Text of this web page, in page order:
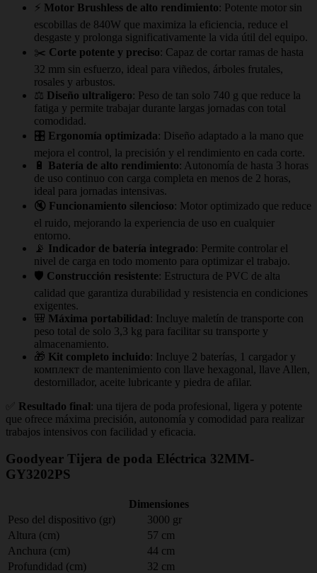
⚡ Motor Brushless de alto rendimiento: Potente motor sin
escobillas de 840W que maximiza la eficiencia, reduce el
desgaste y prolonga significativamente la vida útil del equipo.
✂️ Corte potente y preciso: Capaz de cortar ramas de hasta
32 mm sin esfuerzo, ideal para viñedos, árboles frutales,
rosales y arbustos.
⚖️ Diseño ultraligero: Peso de tan solo 740 g que reduce la
fatiga y permite trabajar durante largas jornadas con total
comodidad.
🎛️ Ergonomía optimizada: Diseño adaptado a la mano que
mejora el control, la precisión y el rendimiento en cada corte.
🔋 Batería de alto rendimiento: Autonomía de hasta 3 horas
de uso continuo con carga completa en menos de 2 horas,
ideal para jornadas intensivas.
🔇 Funcionamiento silencioso: Motor optimizado que reduce
el ruido, mejorando la experiencia de uso en cualquier
entorno.
📡 Indicador de batería integrado: Permite controlar el
nivel de carga en todo momento para optimizar el trabajo.
🛡️ Construcción resistente: Estructura de PVC de alta
calidad que garantiza durabilidad y resistencia en condiciones
exigentes.
🎒 Máxima portabilidad: Incluye maletín de transporte con
peso total de solo 3,3 kg para facilitar su transporte y
almacenamiento.
🎁 Kit completo incluido: Incluye 2 baterías, 1 cargador y
комплект de mantenimiento con llave hexagonal, llave Allen,
destornillador, aceite lubricante y piedra de afilar.
Resultado final: una tijera de poda profesional, ligera y potente
que ofrece máxima precisión, autonomía y comodidad para realizar
trabajos intensivos con facilidad y eficacia.
Goodyear Tijera de poda Eléctrica 32MM-
GY3202PS
Dimensiones
Peso del dispositivo (gr)
3000 gr
Altura (cm)
57 cm
Anchura (cm)
44 cm
Profundidad (cm)
32 cm